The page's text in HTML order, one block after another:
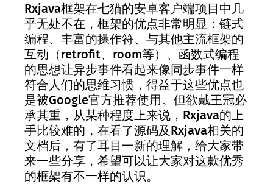
Rxjava框架在七猫的安卓客户端项目中几
乎无处不在，框架的优点非常明显：链式
编程、丰富的操作符、与其他主流框架的
互动（retrofit、room等）、函数式编程
的思想让异步事件看起来像同步事件一样
符合人们的思维习惯，得益于这些优点也
是被Google官方推荐使用。但欲戴王冠必
承其重，从某种程度上来说，Rxjava的上
手比较难的，在看了源码及Rxjava相关的
文档后，有了耳目一新的理解，给大家带
来一些分享，希望可以让大家对这款优秀
的框架有不一样的认识。